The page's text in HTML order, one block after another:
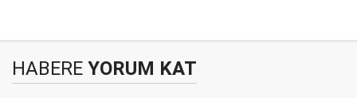
HABERE YORUM KAT